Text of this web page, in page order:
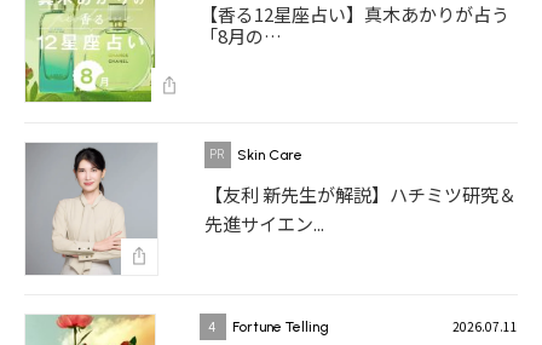
【香る12星座占い】真木あかりが占う
「8月の…
Skin Care
【友利 新先生が解説】ハチミツ研究＆
先進サイエン...
4 Fortune Telling 2026.07.11